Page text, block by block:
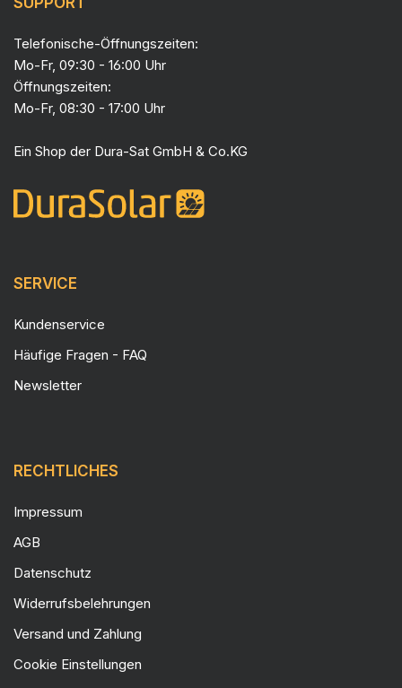
Telefonische-Öffnungszeiten:
Mo-Fr, 09:30 - 16:00 Uhr
Öffnungszeiten:
Mo-Fr, 08:30 - 17:00 Uhr
Ein Shop der Dura-Sat GmbH & Co.KG
SERVICE
Kundenservice
Häufige Fragen - FAQ
Newsletter
RECHTLICHES
Impressum
AGB
Datenschutz
Widerrufsbelehrungen
Versand und Zahlung
Cookie Einstellungen